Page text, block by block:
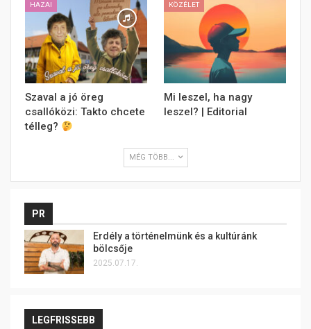
HAZAI
Szaval a jó öreg
csallóközi: Takto chcete
télleg?
KÖZÉLET
Mi leszel, ha nagy
leszel? | Editorial
MÉG TÖBB...
PR
Erdély a történelmünk és a kultúránk
bölcsője
2025.07.17.
LEGFRISSEBB